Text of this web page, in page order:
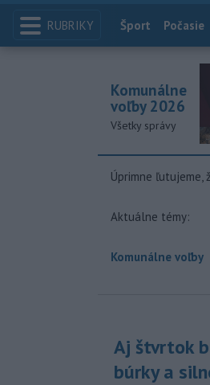
RUBRIKY Index
Šport Počasie
Komunálne
voľby 2026
Všetky správy
Úprimne
Aktuálne témy:
Komunálne voľby
Aj štvrtok
búrky a